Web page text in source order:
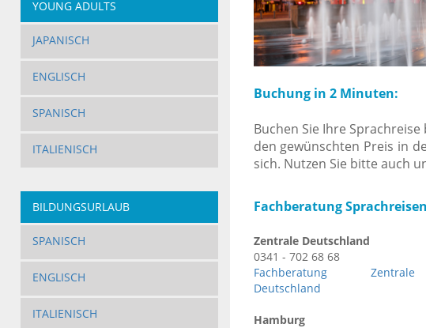
YOUNG ADULTS
JAPANISCH
ENGLISCH
SPANISCH
ITALIENISCH
BILDUNGSURLAUB
SPANISCH
ENGLISCH
ITALIENISCH
Buchung in 2 Minuten:
Buchen Sie Ihre
den gewünschten Preis in
sich. Nutzen Sie bitte auch
Fachberatung
Zentrale Deutschland
0341 - 702 68 68
Fachberatung Zentrale
Deutschland
Hamburg